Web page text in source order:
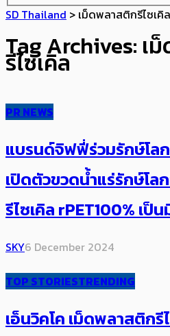
SD Thailand > เม็ดพลาสติกรีไซเคิล
Tag Archives: เ
รีไซเคิล
PR NEWS
แบรนด์จิฟฟี่ร่วมรักษ์โลก
เปิดตัวขวดน้ำแร่รักษ์โ
รีไซเคิล rPET100% เ
SKY6 December 2024
TOP STORIESTRENDING
เอ็นวิคโค เม็ดพลาสติก